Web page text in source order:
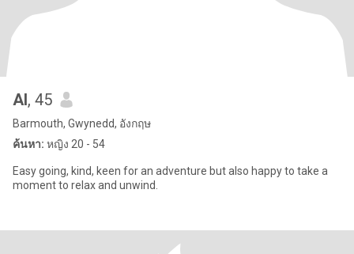
Al, 45
Barmouth, Gwynedd, อังกฤษ
ค้นหา: หญิง 20 - 54
Easy going, kind, keen for an adventure but also happy to take a
moment to relax and unwind.